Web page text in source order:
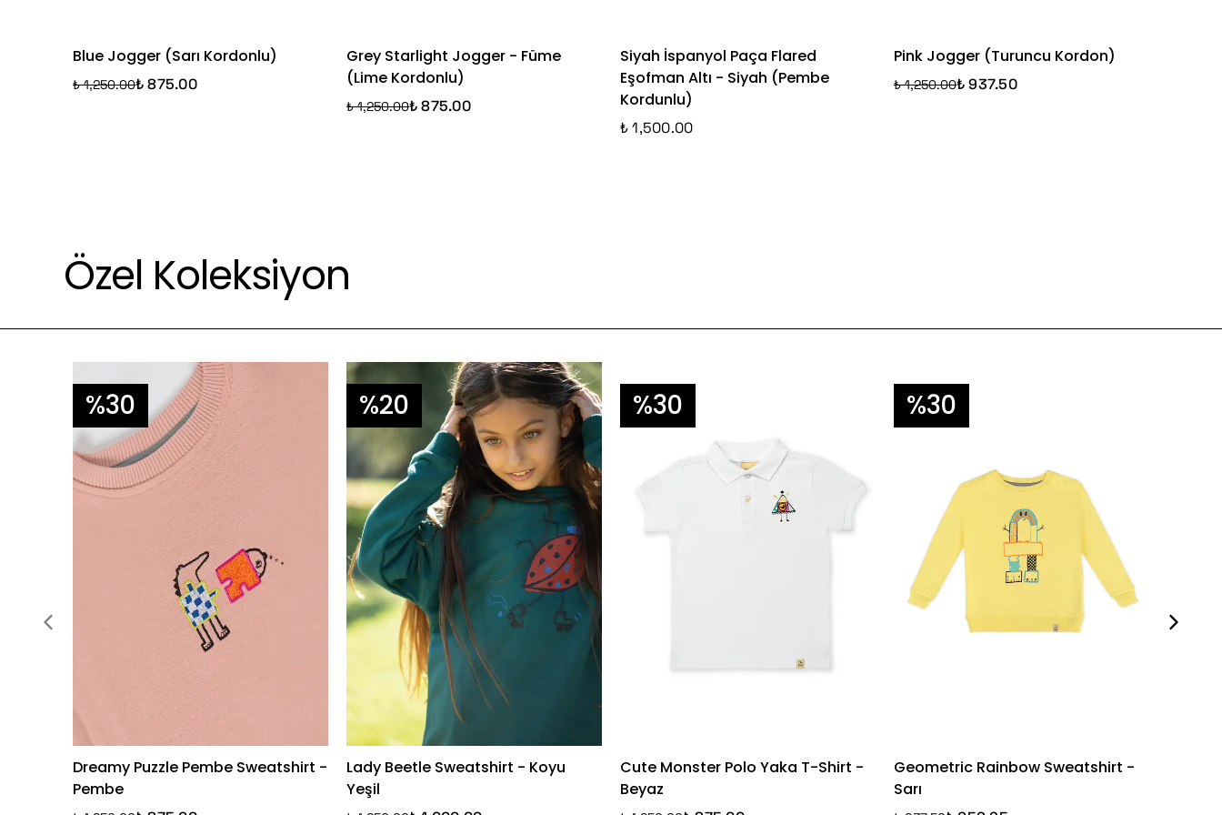
Blue Jogger (Sarı Kordonlu)
₺ 1,250.00₺ 875.00
Grey Starlight Jogger - Füme
(Lime Kordonlu)
₺ 1,250.00₺ 875.00
Siyah İspanyol Paça Flared
Eşofman Altı - Siyah (Pembe
Kordunlu)
₺ 1,500.00
Pink Jogger (Turuncu Kordon)
₺ 1,250.00₺ 937.50
Özel Koleksiyon
%30
Dreamy Puzzle Pembe Sweatshirt -
Pembe
%20
Lady Beetle Sweatshirt - Koyu
Yeşil
%30
Cute Monster Polo Yaka T-Shirt -
Beyaz
%30
Geometric Rainbow Sweatshirt -
Sarı